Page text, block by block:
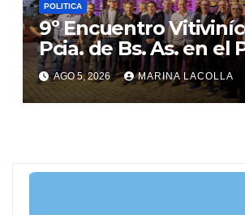
POLITICA
9º Encuentro
Pcia. de Bs. As. en el
Gastronómico de
Argentinas
AGO 5, 2026 MARINA LACOLLA